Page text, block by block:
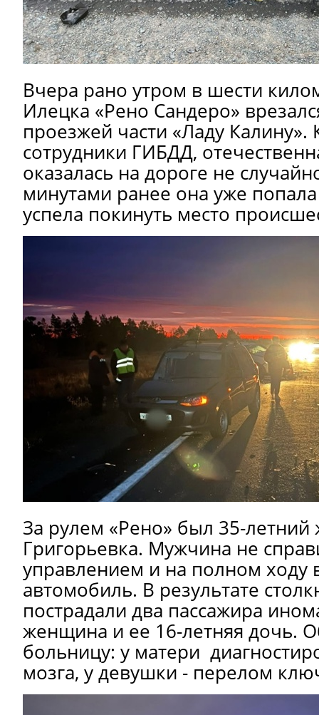
Вчера рано утром в шести
Илецка «Рено Сандеро»
проезжей части «Ладу Калину».
сотрудники ГИБДД,
оказалась на дороге не
минутами ранее она уже
успела покинуть место
За рулем «Рено» был 35-летний
Григорьевка. Мужчина не
управлением и на полном ходу
автомобиль. В результате
пострадали два пассажира
женщина и ее 16-летняя дочь.
больницу: у матери
мозга, у девушки - перелом